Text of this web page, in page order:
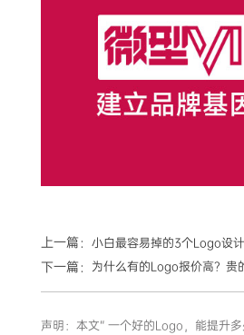
上一篇： 小白最容易掉的3个Logo设
下一篇： 为什么有的Logo报价高？贵
声明：本文“ 一个好的Logo，能提升